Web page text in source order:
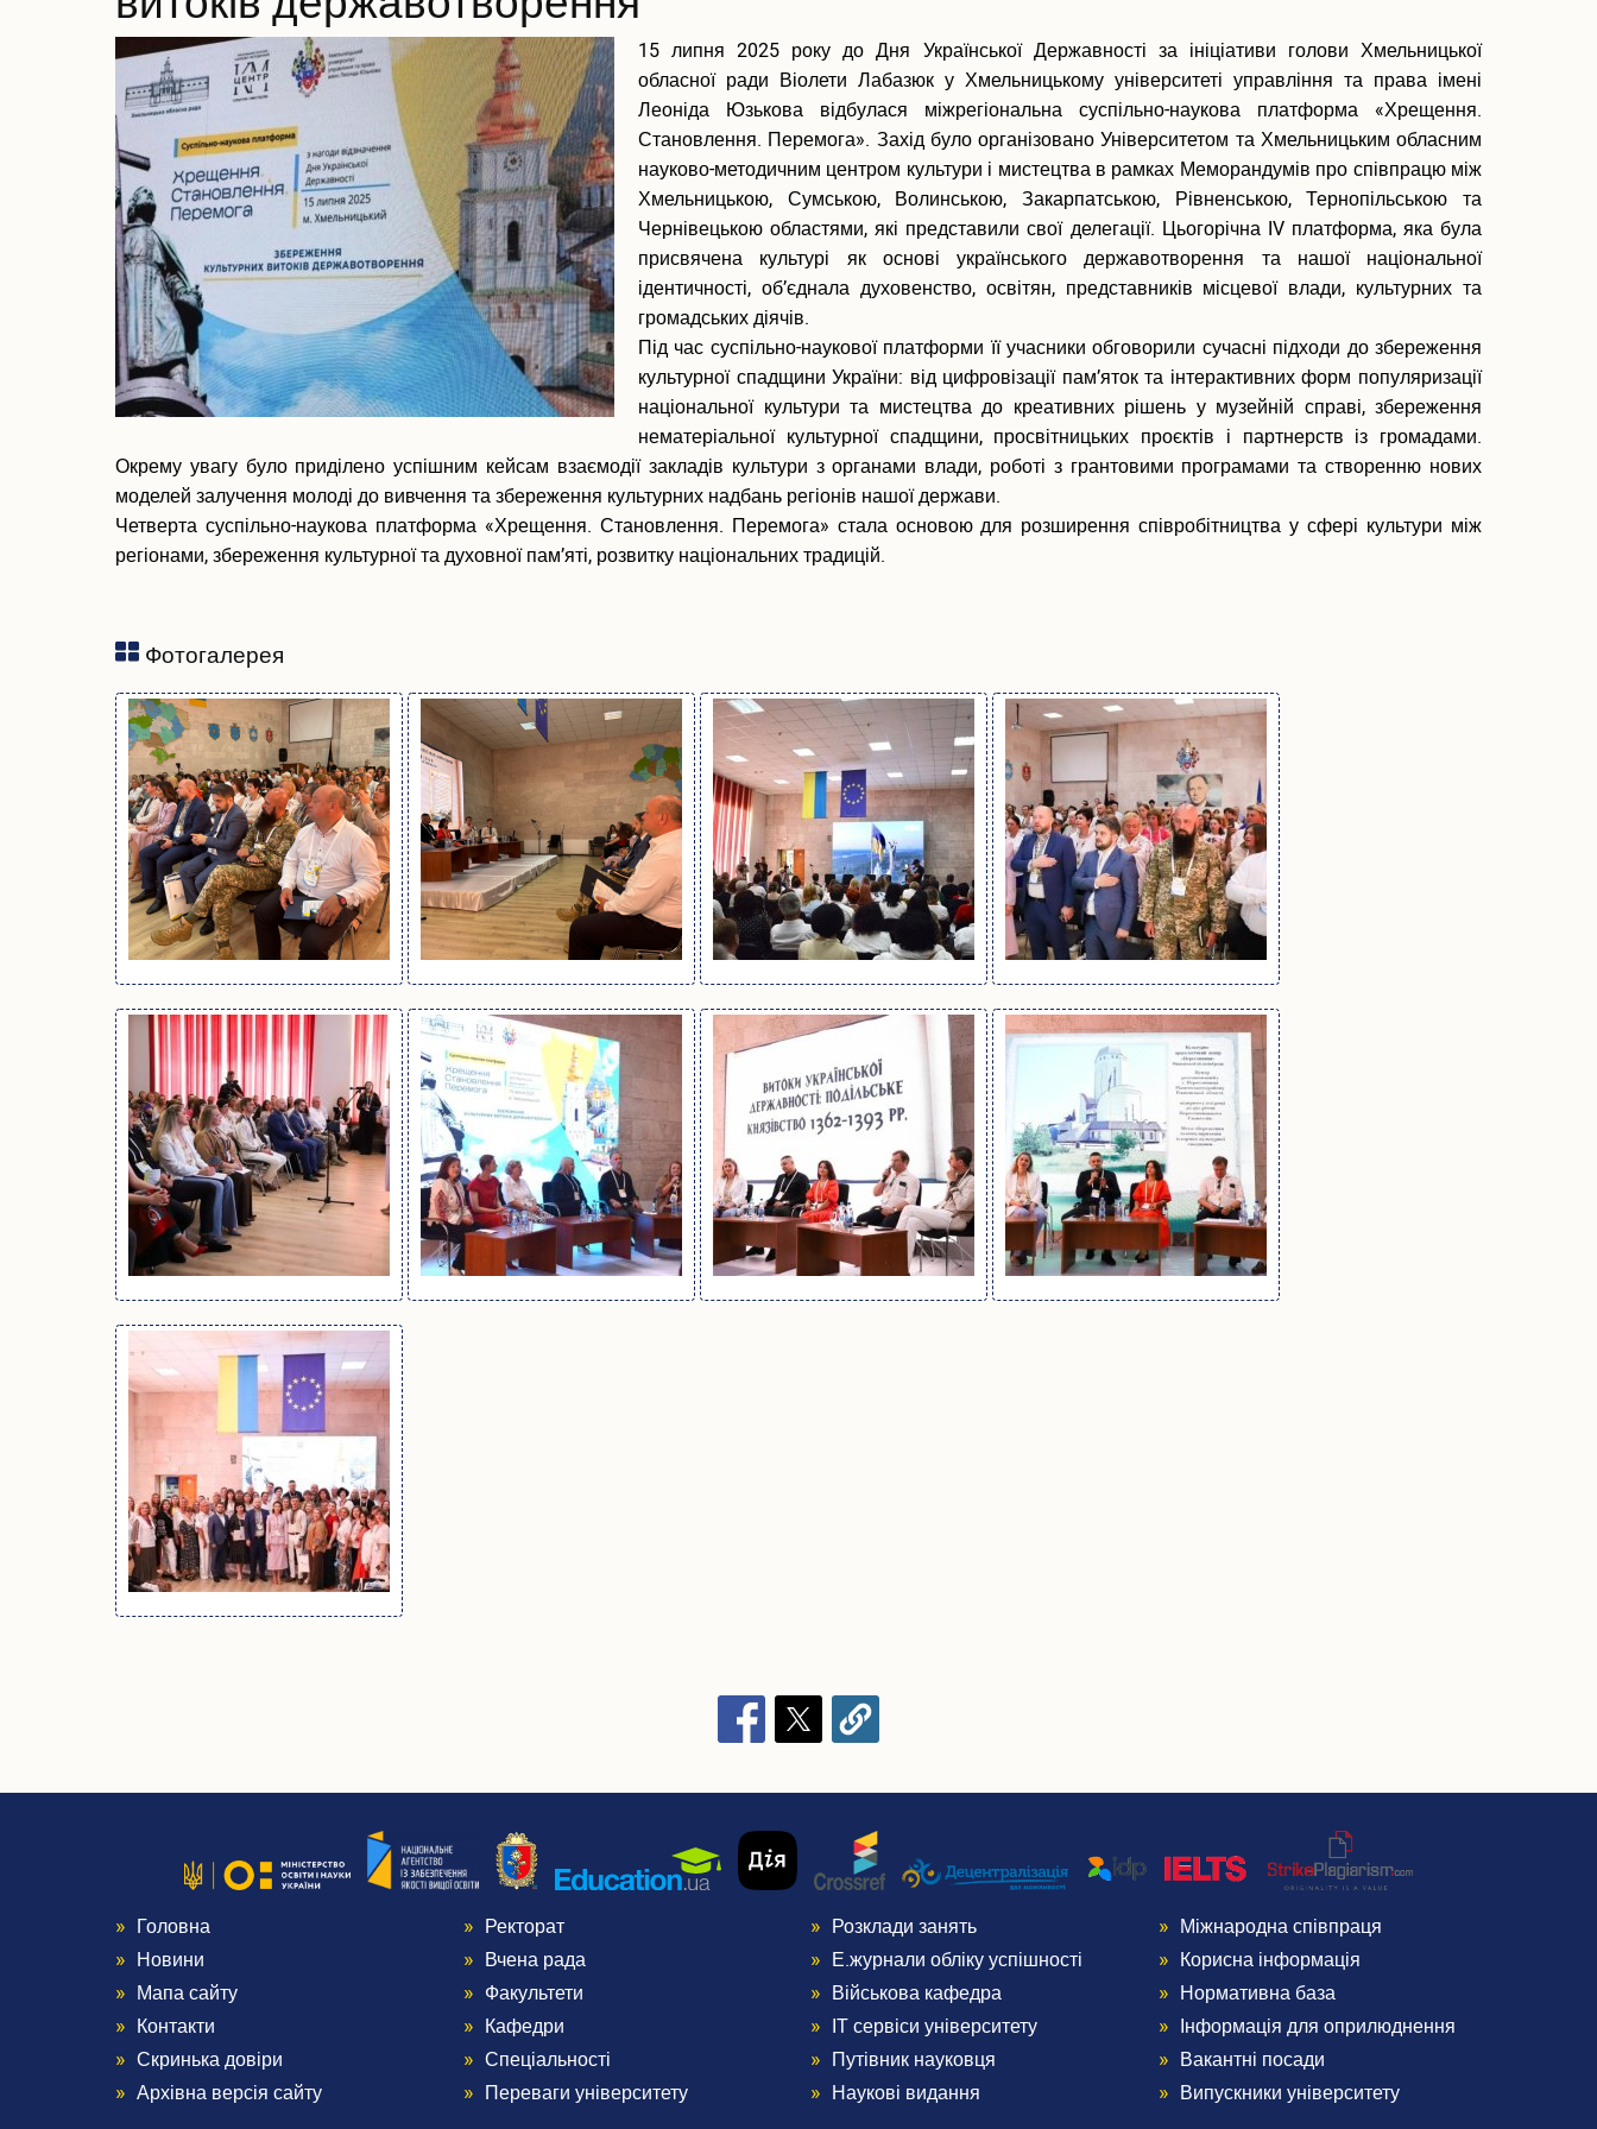
15 липня 2025 року до Дня Української Державності за ініціативи голови Хмельницької
обласної ради Віолети Лабазюк у Хмельницькому університеті управління та права імені
Леоніда Юзькова відбулася міжрегіональна суспільно-наукова платформа «Хрещення.
Становлення. Перемога». Захід було організовано Університетом та Хмельницьким обласним
науково-методичним центром культури і мистецтва в рамках Меморандумів про співпрацю між
Хмельницькою, Сумською, Волинською, Закарпатською, Рівненською, Тернопільською та
Чернівецькою областями, які представили свої делегації. Цьогорічна IV платформа, яка була
присвячена культурі як основі українського державотворення та нашої національної
ідентичності, об’єднала духовенство, освітян, представників місцевої влади, культурних та
громадських діячів.
Під час суспільно-наукової платформи її учасники обговорили сучасні підходи до збереження
культурної спадщини України: від цифровізації пам’яток та інтерактивних форм популяризації
національної культури та мистецтва до креативних рішень у музейній справі, збереження
нематеріальної культурної спадщини, просвітницьких проєктів і партнерств із громадами.
Окрему увагу було приділено успішним кейсам взаємодії закладів культури з органами влади, роботі з грантовими програмами та створенню нових
моделей залучення молоді до вивчення та збереження культурних надбань регіонів нашої держави.
Четверта суспільно-наукова платформа «Хрещення. Становлення. Перемога» стала основою для розширення співробітництва у сфері культури між
регіонами, збереження культурної та духовної пам’яті, розвитку національних традицій.
Фотогалерея
Menu
Footer
1
Головна
Новини
Мапа сайту
Контакти
Скринька довіри
Архівна версія сайту
Menu
Footer
2
Ректорат
Вчена рада
Факультети
Кафедри
Спеціальності
Переваги університету
Menu
Footer
3
Розклади занять
Е.журнали обліку успішності
Військова кафедра
ІТ сервіси університету
Путівник науковця
Наукові видання
Menu
Footer
4
Міжнародна співпраця
Корисна інформація
Нормативна база
Інформація для оприлюднення
Вакантні посади
Випускники університету